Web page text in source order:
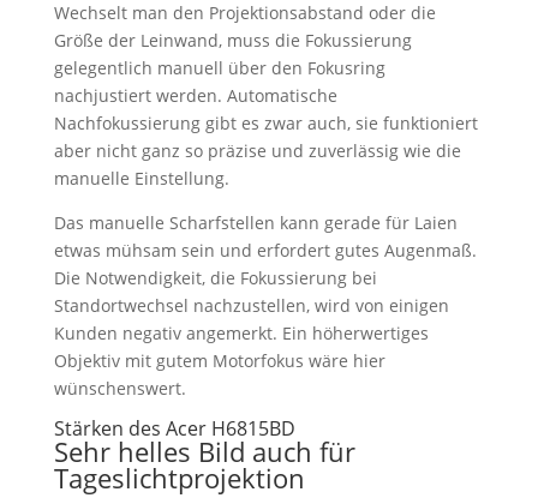
Wechselt man den Projektionsabstand oder die
Größe der Leinwand, muss die Fokussierung
gelegentlich manuell über den Fokusring
nachjustiert werden. Automatische
Nachfokussierung gibt es zwar auch, sie funktioniert
aber nicht ganz so präzise und zuverlässig wie die
manuelle Einstellung.
Das manuelle Scharfstellen kann gerade für Laien
etwas mühsam sein und erfordert gutes Augenmaß.
Die Notwendigkeit, die Fokussierung bei
Standortwechsel nachzustellen, wird von einigen
Kunden negativ angemerkt. Ein höherwertiges
Objektiv mit gutem Motorfokus wäre hier
wünschenswert.
Stärken des Acer H6815BD
Sehr helles Bild auch für
Tageslichtprojektion